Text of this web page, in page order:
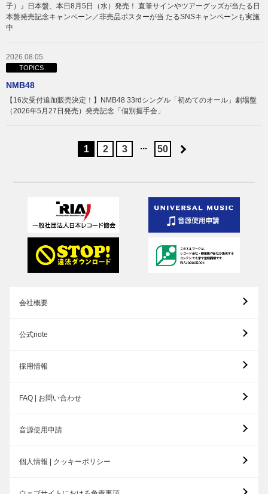
子）』日本盤、本日8月5日（水）発売！ 直筆サインやツアーグッズが当たる日
本盤発売記念キャンペーン／非売品ポスターが当 たるSNSキャンペーンも実施
中
2026.08.05
TOPICS
NMB48
【16次受付追加販売決定！】NMB48 33rdシングル「初めてのオール」劇場盤
（2026年5月27日発売）発売記念「個別握手会」
1 2 3 ... 50
会社概要
公式note
採用情報
FAQ | お問い合わせ
音源使用申請
個人情報 | クッキーポリシー